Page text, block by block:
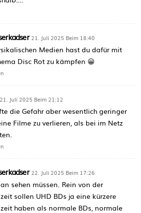
21. Juli 2025 Beim 18:40
Medien hast du dafür mit
Disc Rot zu kämpfen 😀
21. Juli 2025 Beim 21:12
die Gefahr aber wesentlich geringer
Filme zu verlieren, als bei im Netz
22. Juli 2025 Beim 17:26
sehen müssen. Rein von der
sollen UHD BDs ja eine kürzere
haben als normale BDs, normale